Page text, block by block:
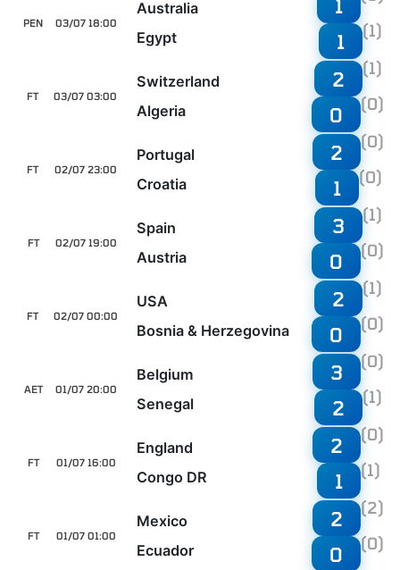
03/07 18:00
PEN
Australia
Egypt
1
1 (1)
03/07 03:00
FT
Switzerland
Algeria
2 (1)
0 (0)
02/07 23:00
FT
Portugal
Croatia
2 (0)
1 (0)
02/07 19:00
FT
Spain
Austria
3 (1)
0 (0)
02/07 00:00
FT
USA
Bosnia & Herzegovina
2 (1)
0 (0)
01/07 20:00
AET
Belgium
Senegal
3 (0)
2 (1)
01/07 16:00
FT
England
Congo DR
2 (0)
1 (1)
01/07 01:00
FT
Mexico
Ecuador
2 (2)
0 (0)